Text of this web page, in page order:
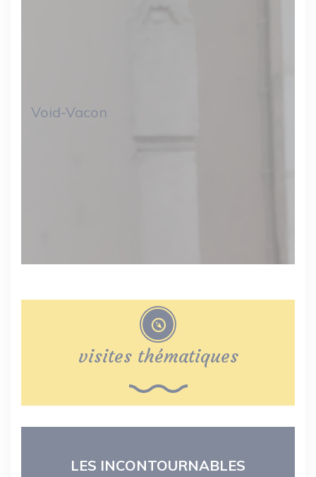
Void-Vacon
visites thématiques
LES INCONTOURNABLES